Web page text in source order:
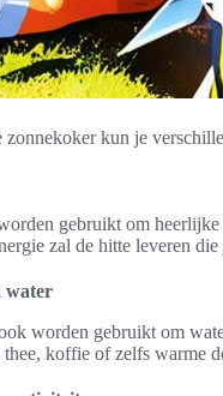
zonnekoker kun je
gebruikt om
zal de hitte leveren
water
worden gebruikt om
koffie of zelfs warme